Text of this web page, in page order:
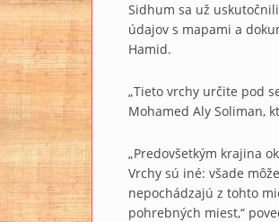
Sidhum sa už
údajov s mapami a
Hamid.
„Tieto vrchy určite pod
Mohamed Aly Soliman,
„Predovšetkým krajina
Vrchy sú iné: všade
nepochádzajú z tohto
pohrebných miest,“